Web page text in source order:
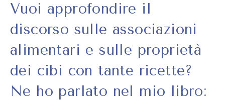
Vuoi approfondire il
discorso sulle associazioni
alimentari e sulle proprietà
dei cibi con tante ricette?
Ne ho parlato nel mio libro: